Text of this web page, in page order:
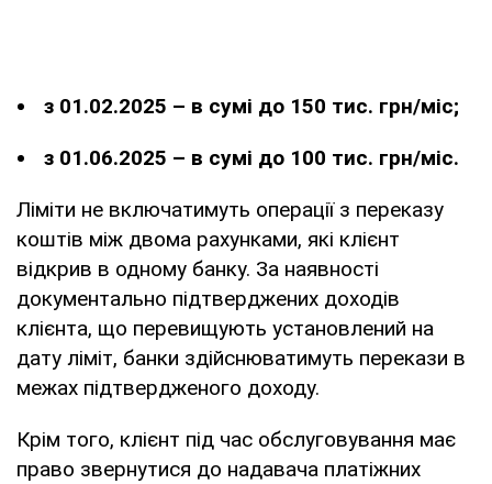
з 01.02.2025 – в сумі до 150 тис. грн/міс;
з 01.06.2025 – в сумі до 100 тис. грн/міс.
Ліміти не включатимуть операції з переказу
коштів між двома рахунками, які клієнт
відкрив в одному банку. За наявності
документально підтверджених доходів
клієнта, що перевищують установлений на
дату ліміт, банки здійснюватимуть перекази в
межах підтвердженого доходу.
Крім того, клієнт під час обслуговування має
право звернутися до надавача платіжних